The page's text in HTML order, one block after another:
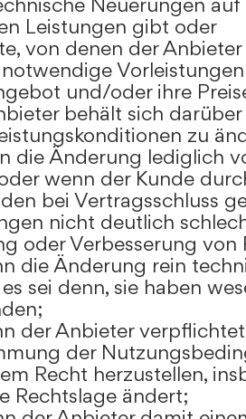
Leistungen gibt oder
von denen der Anbieter
und/oder ihre
behält sich darüber
zu
die Änderung lediglich
wenn der Kunde
bei Vertragsschluss
nicht deutlich
oder Verbesserung
die Änderung rein
sei denn, sie haben
der Anbieter verpflichtet
der
Recht herzustellen,
Rechtslage ändert;